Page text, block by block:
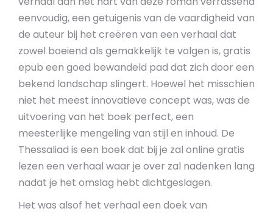
eenvoudig, een getuigenis van de vaardigheid van
de auteur bij het creëren van een verhaal dat
zowel boeiend als gemakkelijk te volgen is, gratis
epub een goed bewandeld pad dat zich door een
bekend landschap slingert. Hoewel het misschien
niet het meest innovatieve concept was, was de
uitvoering van het boek perfect, een
meesterlijke mengeling van stijl en inhoud. De
Thessaliad is een boek dat bij je zal online gratis
lezen een verhaal waar je over zal nadenken lang
nadat je het omslag hebt dichtgeslagen.
Het was alsof het verhaal een doek van